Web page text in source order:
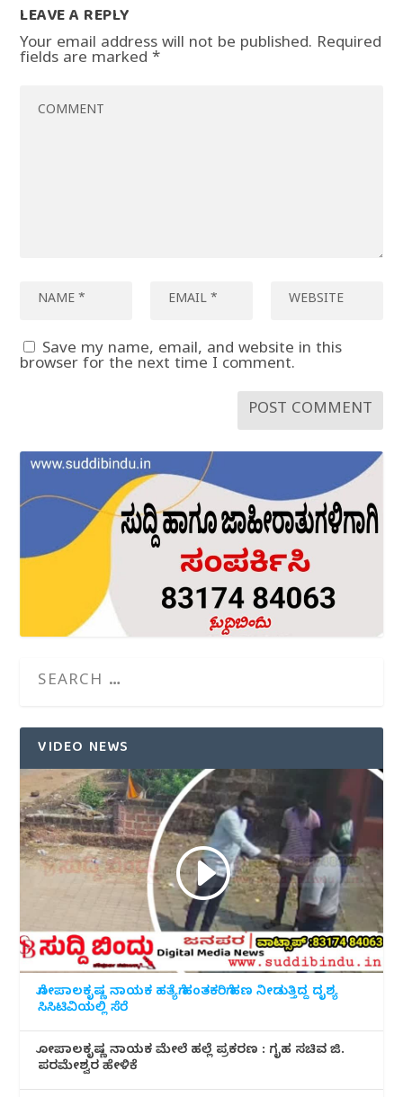
LEAVE A REPLY
Your email address will not be published. Required
fields are marked*
Save my name, email, and website in this
browser for the next time I comment.
VIDEO NEWS
ಗೋಪಾಲಕೃಷ್ಣ ನಾಯಕ ಹತ್ಯೆಗೆ ಹಂತಕರಿಗೆ ಹಣ ನೀಡುತ್ತಿದ್ದ ದೃಶ್ಯ
ಸಿಸಿಟಿವಿಯಲ್ಲಿ ಸೆರೆ
ಗೋಪಾಲಕೃಷ್ಣ ನಾಯಕ ಮೇಲೆ ಹಲ್ಲೆ ಪ್ರಕರಣ : ಗೃಹ ಸಚಿವ ಜಿ.
ಪರಮೇಶ್ವರ ಹೇಳಿಕೆ